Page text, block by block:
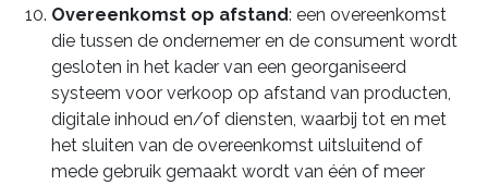
Overeenkomst op afstand: een overeenkomst
die tussen de ondernemer en de consument wordt
gesloten in het kader van een georganiseerd
systeem voor verkoop op afstand van producten,
digitale inhoud en/of diensten, waarbij tot en met
het sluiten van de overeenkomst uitsluitend of
mede gebruik gemaakt wordt van één of meer